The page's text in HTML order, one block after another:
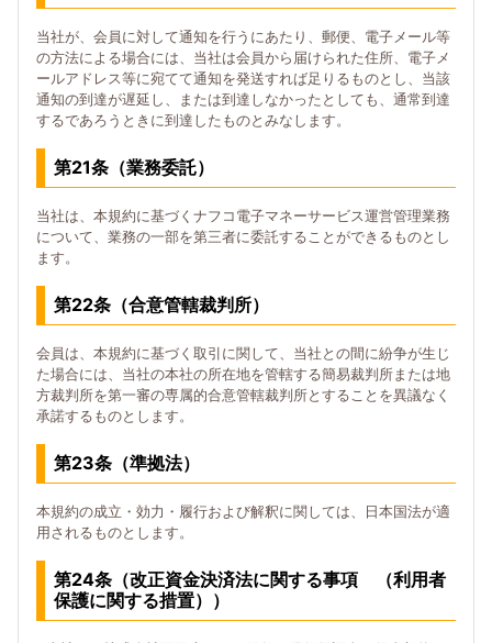
当社が、会員に対して通知を行うにあたり、郵便、電子メール等
の方法による場合には、当社は会員から届けられた住所、電子メ
ールアドレス等に宛てて通知を発送すれば足りるものとし、当該
通知の到達が遅延し、または到達しなかったとしても、通常到達
するであろうときに到達したものとみなします。
第21条（業務委託）
当社は、本規約に基づくナフコ電子マネーサービス運営管理業務
について、業務の一部を第三者に委託することができるものとし
ます。
第22条（合意管轄裁判所）
会員は、本規約に基づく取引に関して、当社との間に紛争が生じ
た場合には、当社の本社の所在地を管轄する簡易裁判所または地
方裁判所を第一審の専属的合意管轄裁判所とすることを異議なく
承諾するものとします。
第23条（準拠法）
本規約の成立・効力・履行および解釈に関しては、日本国法が適
用されるものとします。
第24条（改正資金決済法に関する事項 （利用者
保護に関する措置））